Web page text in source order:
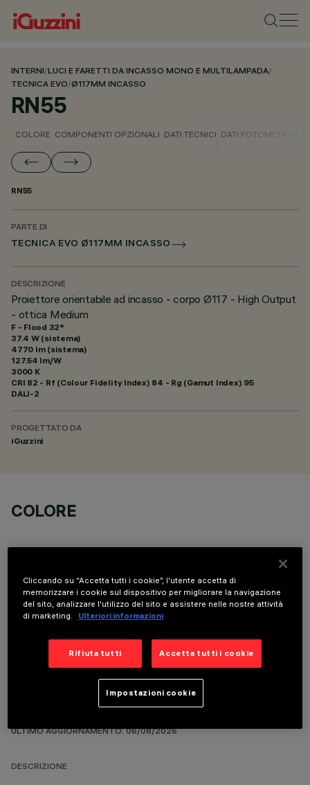
INTERNI/LUCI E FARETTI DA INCASSO MONO E MULTILAMPADA/
TECNICA EVO/Ø117MM INCASSO
RN55
COLORE COMPONENTI OPZIONALI DATI TECNICI DATI FOTOMETRICI
RN55
PARTE DI
TECNICA EVO Ø117MM INCASSO
DESCRIZIONE
Proiettore orientabile ad incasso - corpo Ø117 - High Output
- ottica Medium
F - Flood 32°
37.4 W (sistema)
4770 lm (sistema)
127.54 lm/W
3000 K
CRI 82 - Rf (Colour Fidelity Index) 84 - Rg (Gamut Index) 95
DALI-2
PROGETTATO DA
iGuzzini
COLORE
COMPONENTI OPZIONALI
DATI TECNICI
ULTIMO AGGIORNAMENTO: 06/08/2026
DESCRIZIONE
Cliccando su “Accetta tutti i cookie”, l'utente accetta di
memorizzare i cookie sul dispositivo per migliorare la navigazione
del sito, analizzare l'utilizzo del sito e assistere nelle nostre attività
di marketing.
Ulteriori informazioni
Rifiuta tutti Accetta tutti i cookie
Impostazioni cookie